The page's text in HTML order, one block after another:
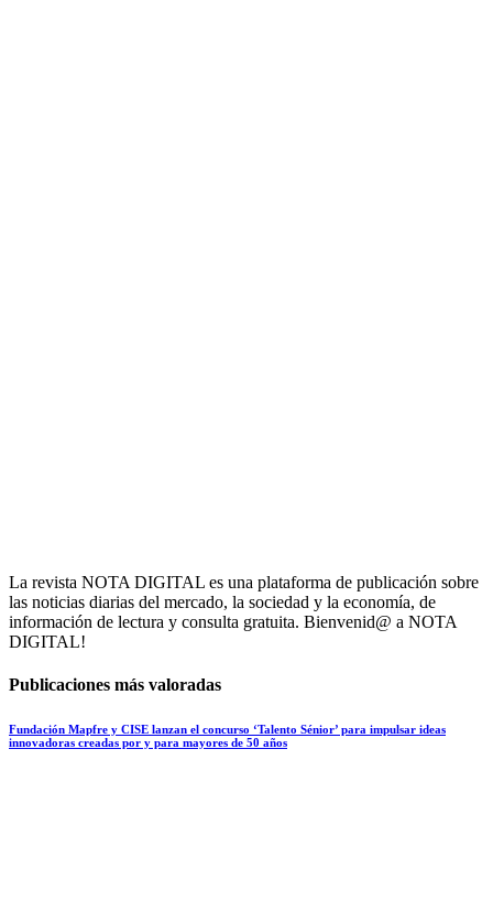
La revista NOTA DIGITAL es una plataforma de publicación sobre
las noticias diarias del mercado, la sociedad y la economía, de
información de lectura y consulta gratuita. Bienvenid@ a NOTA
DIGITAL!
Publicaciones más valoradas
Fundación Mapfre y CISE lanzan el concurso ‘Talento Sénior’ para impulsar ideas
innovadoras creadas por y para mayores de 50 años